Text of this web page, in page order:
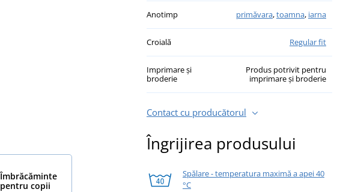
Îmbrăcăminte
pentru copii
Anotimp primăvara,toamna, iarna
Croială Regular fit
Imprimare și
broderie
Produs potrivit pentru
imprimare și broderie
Contact cu producătorul
Îngrijirea produsului
Spălare - temperatura maximă a apei 40
°C